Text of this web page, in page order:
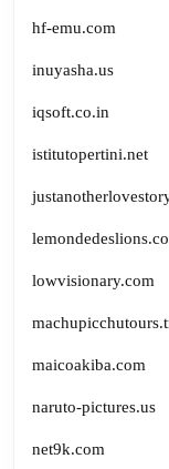
hf-emu.com
inuyasha.us
iqsoft.co.in
istitutopertini.net
lowvisionary.com
maicoakiba.com
naruto-pictures.us
net9k.com